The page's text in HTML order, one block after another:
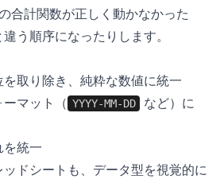
合計関数が正しく動かなかった
う順序になったりします。
取り除き、純粋な数値に統一
マット（ YYYY-MM-DD
など）に
を統一
ドシートも、データ型を視覚的に